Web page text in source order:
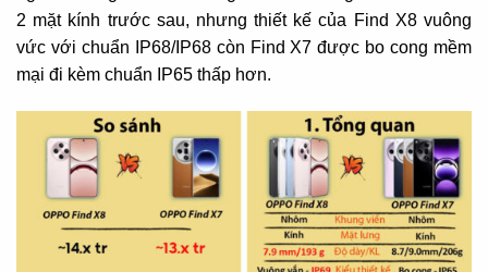
2 mặt kính trước sau, nhưng thiết kế của Find X8 vuông
vức với chuẩn IP68/IP68 còn Find X7 được bo cong mềm
mại đi kèm chuẩn IP65 thấp hơn.